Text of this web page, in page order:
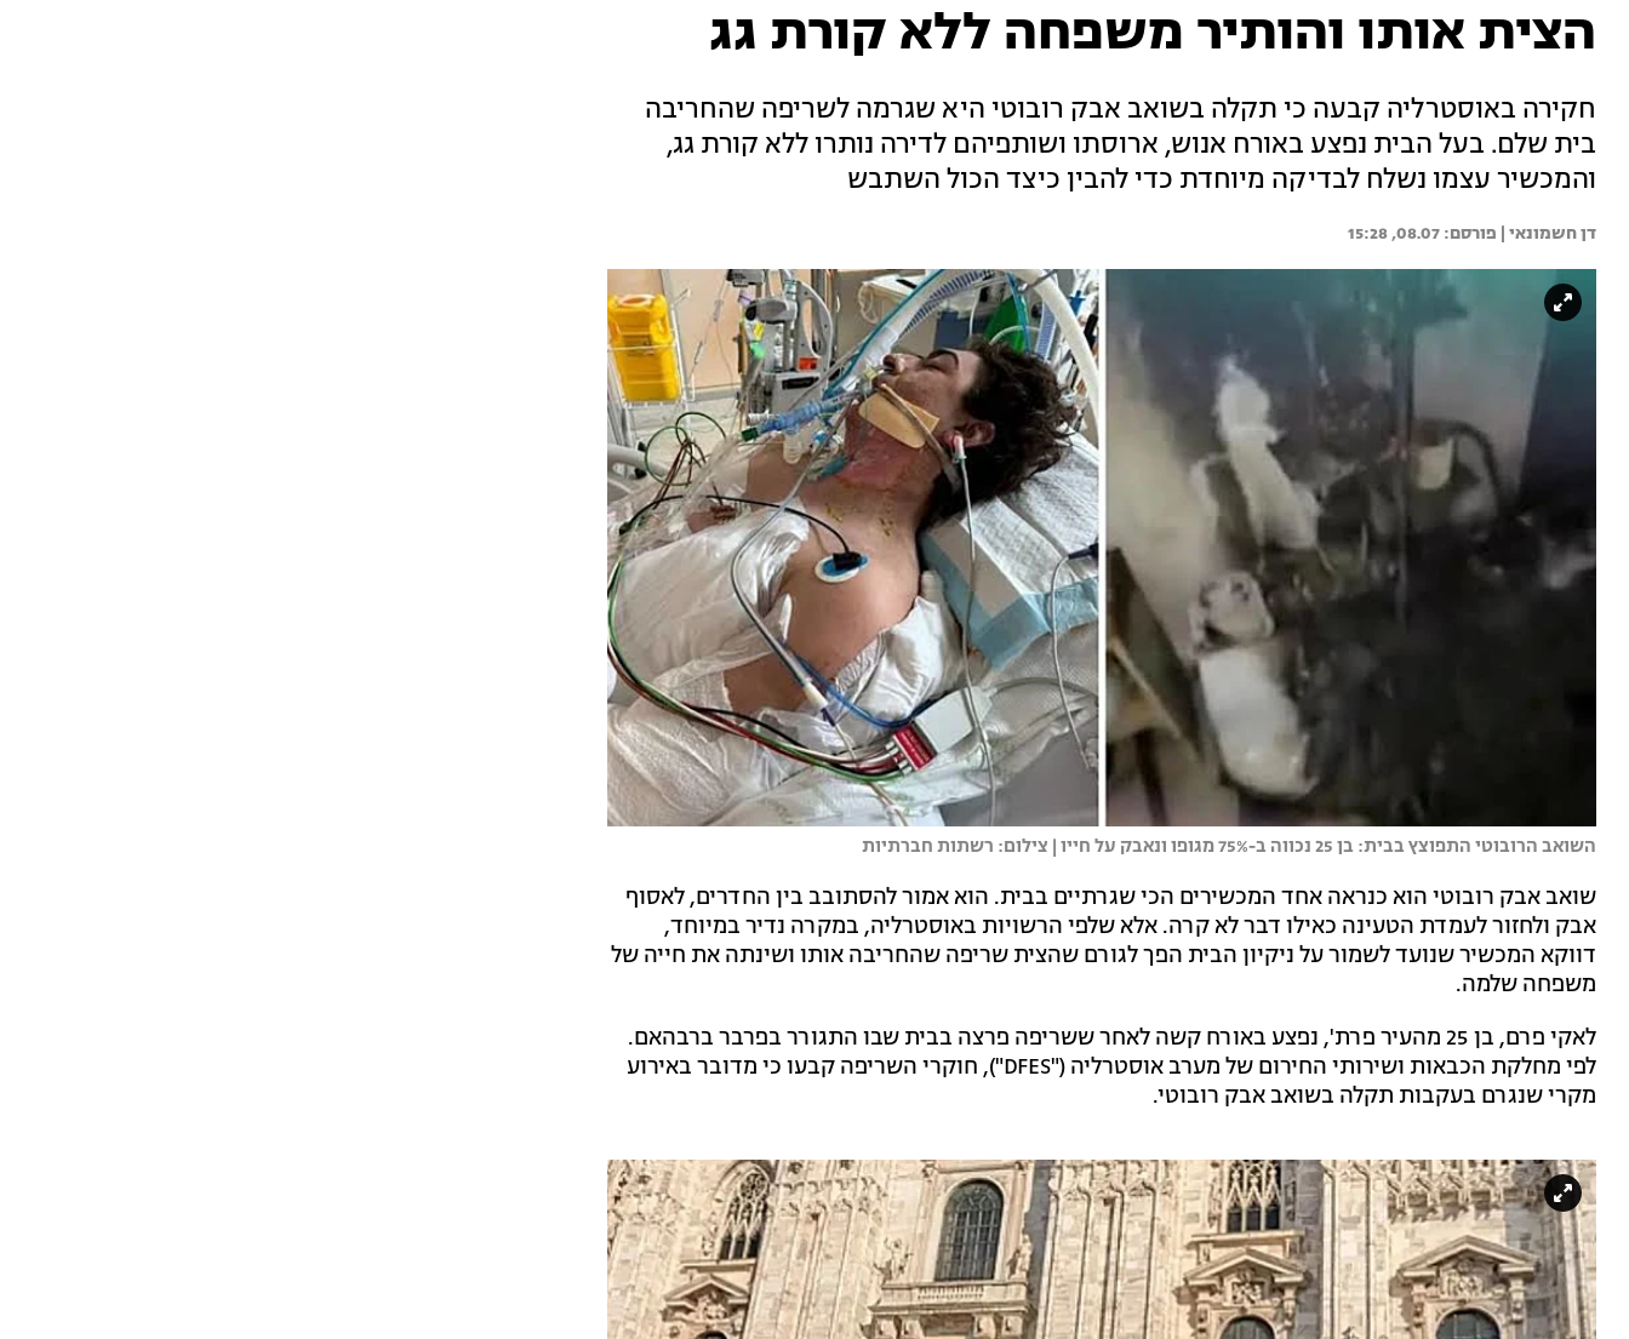
הצית אותו והותיר משפחה ללא קורת גג
חקירה באוסטרליה קבעה כי תקלה בשואב אבק רובוטי היא שגרמה לשריפה שהחריבה
בית שלם. בעל הבית נפצע באורח אנוש, ארוסתו ושותפיהם לדירה נותרו ללא קורת גג,
והמכשיר עצמו נשלח לבדיקה מיוחדת כדי להבין כיצד הכול השתבש
דן חשמונאי | 08.07, 15:28
השואב הרובוטי התפוצץ בבית: בן 25 נכווה ב-75% מגופו ונאבק על חייו | צילום: רשתות חברתיות
שואב אבק רובוטי הוא כנראה אחד המכשירים הכי שגרתיים בבית. הוא אמור להסתובב בין החדרים, לאסוף
אבק ולחזור לעמדת הטעינה כאילו דבר לא קרה. אלא שלפי הרשויות באוסטרליה, במקרה נדיר במיוחד,
דווקא המכשיר שנועד לשמור על ניקיון הבית הפך לגורם שהצית שריפה שהחריבה אותו ושינתה את חייה של
משפחה שלמה.
לאקי פרם, בן 25 מהעיר פרת', נפצע באורח קשה לאחר ששריפה פרצה בבית שבו התגורר בפרבר ברבהאם.
לפי מחלקת הכבאות ושירותי החירום של מערב אוסטרליה ("DFES"), חוקרי השריפה קבעו כי מדובר באירוע
מקרי שנגרם בעקבות תקלה בשואב אבק רובוטי.